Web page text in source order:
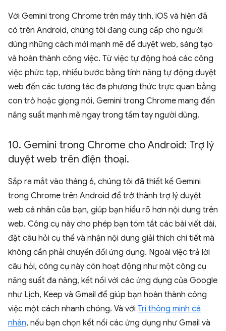
Với Gemini trong Chrome trên máy tính, iOS và hiện đã
có trên Android, chúng tôi đang cung cấp cho người
dùng những cách mới mạnh mẽ để duyệt web, sáng tạo
và hoàn thành công việc. Từ việc tự động hoá các công
việc phức tạp, nhiều bước bằng tính năng tự động duyệt
web đến các tương tác đa phương thức trực quan bằng
con trỏ hoặc giọng nói, Gemini trong Chrome mang đến
năng suất mạnh mẽ ngay trong tầm tay người dùng.
10. Gemini trong Chrome cho Android: Trợ lý
duyệt web trên điện thoại.
Sắp ra mắt vào tháng 6, chúng tôi đã thiết kế Gemini
trong Chrome trên Android để trở thành trợ lý duyệt
web cá nhân của bạn, giúp bạn hiểu rõ hơn nội dung trên
web. Công cụ này cho phép bạn tóm tắt các bài viết dài,
đặt câu hỏi cụ thể và nhận nội dung giải thích chi tiết mà
không cần phải chuyển đổi ứng dụng. Ngoài việc trả lời
câu hỏi, công cụ này còn hoạt động như một công cụ
năng suất đa năng, kết nối với các ứng dụng của Google
như Lịch, Keep và Gmail để giúp bạn hoàn thành công
việc một cách nhanh chóng. Và với Trí thông minh cá
nhân, nếu bạn chọn kết nối các ứng dụng như Gmail và